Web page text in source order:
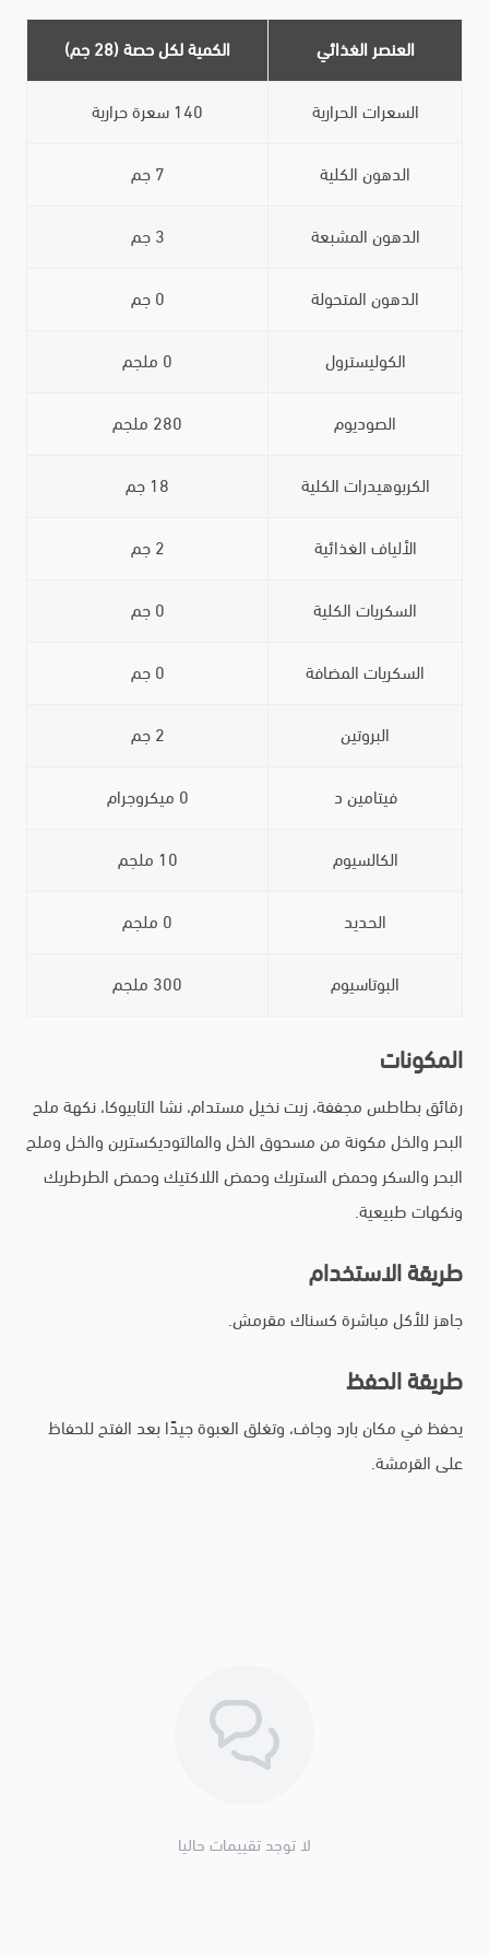
العنصر الغذائي الكمية لكل حصة (28 جم)
السعرات الحرارية 140 سعرة حرارية
الدهون الكلية 7 جم
الدهون المشبعة 3 جم
الدهون المتحولة 0 جم
الكوليسترول 0 ملجم
الصوديوم 280 ملجم
الكربوهيدرات الكلية 18 جم
الألياف الغذائية 2 جم
السكريات الكلية 0 جم
السكريات المضافة 0 جم
البروتين 2 جم
فيتامين د 0 ميكروجرام
الكالسيوم 10 ملجم
الحديد 0 ملجم
البوتاسيوم 300 ملجم
المكونات
رقائق بطاطس مجففة، زيت نخيل مستدام، نشا التابيوكا، نكهة ملح
البحر والخل مكونة من مسحوق الخل والمالتوديكسترين والخل وملح
البحر والسكر وحمض الستريك وحمض اللاكتيك وحمض الطرطريك
ونكهات طبيعية.
طريقة الاستخدام
جاهز للأكل مباشرة كسناك مقرمش.
طريقة الحفظ
يحفظ في مكان بارد وجاف، وتغلق العبوة جيدًا بعد الفتح للحفاظ
على القرمشة.
لا توجد تقييمات حاليا